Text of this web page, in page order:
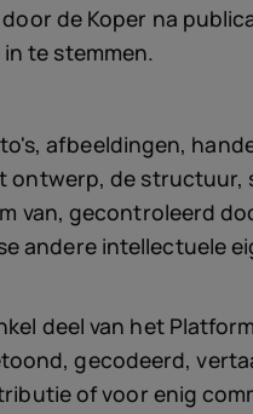
de Koper na
te stemmen.
afbeeldingen,
de structuur,
van, gecontroleerd
andere intellectuele
deel van het
gecodeerd,
of voor enig